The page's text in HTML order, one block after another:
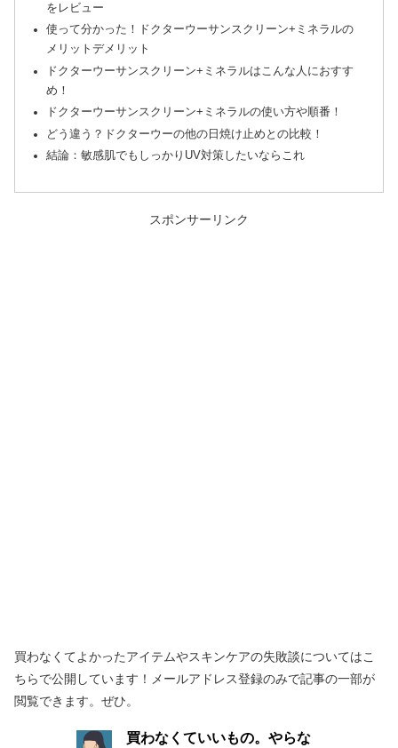
をレビュー
使って分かった！ドクターウーサンスクリーン+ミネラルの
メリットデメリット
ドクターウーサンスクリーン+ミネラルはこんな人におすす
め！
ドクターウーサンスクリーン+ミネラルの使い方や順番！
どう違う？ドクターウーの他の日焼け止めとの比較！
結論：敏感肌でもしっかりUV対策したいならこれ
スポンサーリンク
買わなくてよかったアイテムやスキンケアの失敗談についてはこ
ちらで公開しています！メールアドレス登録のみで記事の一部が
閲覧できます。ぜひ。